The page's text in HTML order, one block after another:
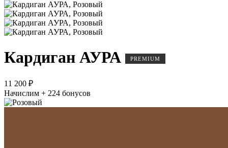
Кардиган АУРА PREMIUM
11 200 ₽
Начислим + 224 бонусов